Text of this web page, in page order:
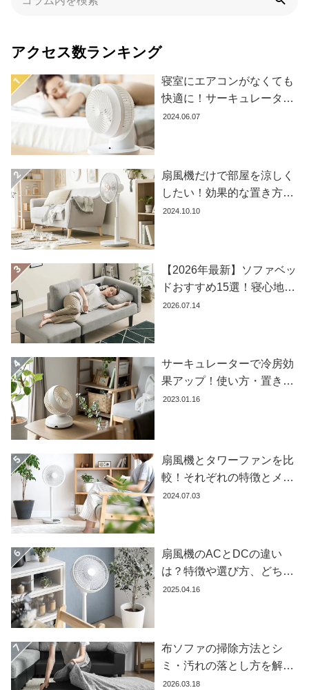
アクセス数ランキング
寝室にエアコンがなくても
快適に！サーキュレーター
の効果的な使い方とおすす
2024.06.07
扇風機だけで部屋を涼しく
したい！効果的な置き方と
おすすめ商品を紹介します
2024.10.10
【2026年最新】ソファベッ
ドおすすめ15選！寝心地で
失敗しない選び方
2026.07.14
サーキュレーターで冷房効
果アップ！使い方・置き場
所・風向きを徹底解説
2023.01.16
扇風機とタワーファンを比
較！それぞれの特徴とメリ
ット・デメリットを解説し
2024.07.03
扇風機のACとDCの違い
は？特徴や選び方、どちら
が良いかを徹底解説【おす
2025.04.16
布ソファの掃除方法とシ
ミ・汚れの落とし方を解説
【自分でできる】
2026.03.18